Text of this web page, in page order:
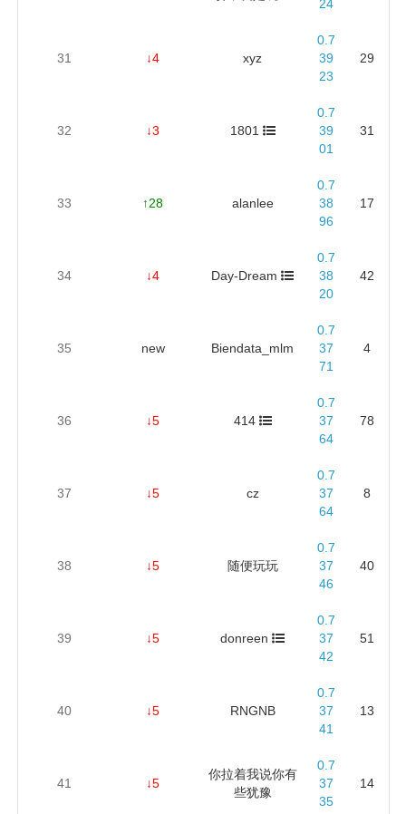
24
31 ↓4 xyz
0.7
39
23
29
32 ↓3 1801
0.7
39
01
31
33 ↑28 alanlee
0.7
38
96
17
34 ↓4 Day-Dream
0.7
38
20
42
35 new Biendata_mlm
0.7
37
71
4
36 ↓5 414
0.7
37
64
78
37 ↓5 cz
0.7
37
64
8
38 ↓5 随便玩玩
0.7
37
46
40
39 ↓5 donreen
0.7
37
42
51
40 ↓5 RNGNB
0.7
37
41
13
41 ↓5
你拉着我说你有
些犹豫
0.7
37
35
14